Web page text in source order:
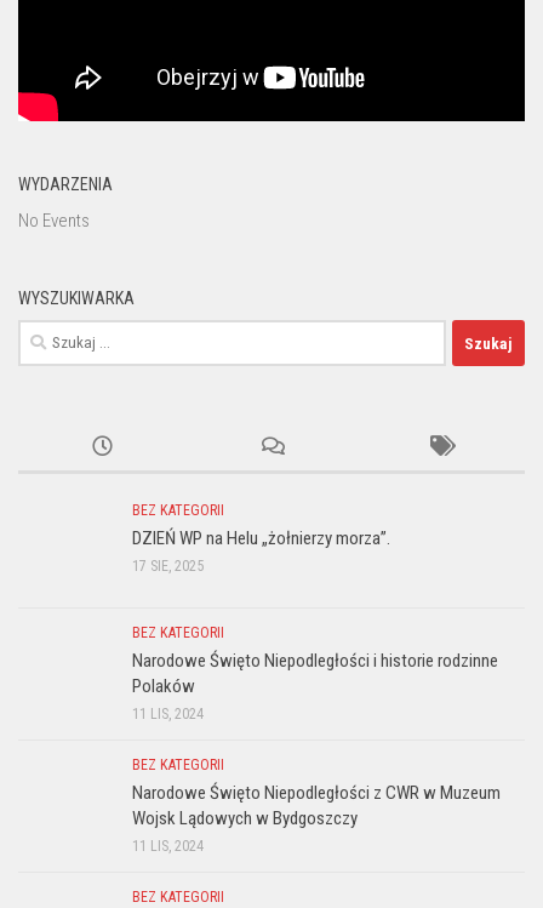
WYDARZENIA
No Events
WYSZUKIWARKA
Szukaj:
BEZ KATEGORII
DZIEŃ WP na Helu „żołnierzy morza”.
17 SIE, 2025
BEZ KATEGORII
Narodowe Święto Niepodległości i historie rodzinne
Polaków
11 LIS, 2024
BEZ KATEGORII
Narodowe Święto Niepodległości z CWR w Muzeum
Wojsk Lądowych w Bydgoszczy
11 LIS, 2024
BEZ KATEGORII